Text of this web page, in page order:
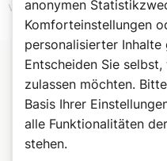
vollkommen darstellen in
Psalm 15
wer darf weilen auf deinem
anonymen
Komforteinstellungen
personalisierter Inhalte
Entscheiden Sie
zulassen möchten.
Basis Ihrer
alle Funktionalitäten
stehen.